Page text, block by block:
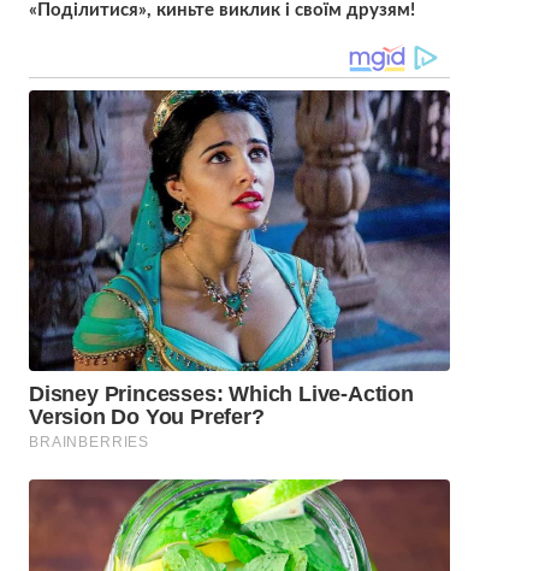
«Поділитися», киньте виклик і своїм друзям!